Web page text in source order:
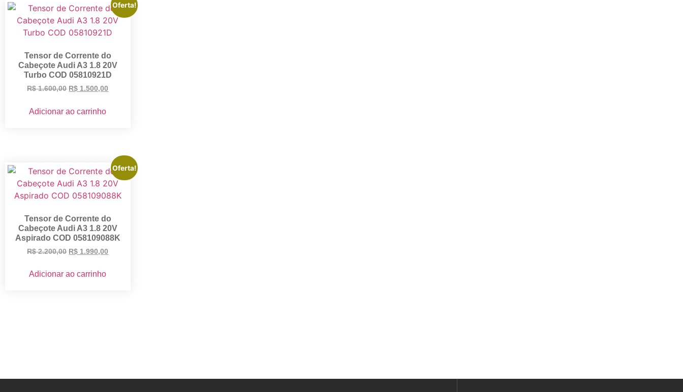
Oferta!
Tensor de Corrente do
Cabeçote Audi A3 1.8 20V
Turbo COD 05810921D
R$1.600,00 R$ 1.500,00
Adicionar ao carrinho
Oferta!
Tensor de Corrente do
Cabeçote Audi A3 1.8 20V
Aspirado COD 058109088K
R$2.200,00 R$ 1.990,00
Adicionar ao carrinho